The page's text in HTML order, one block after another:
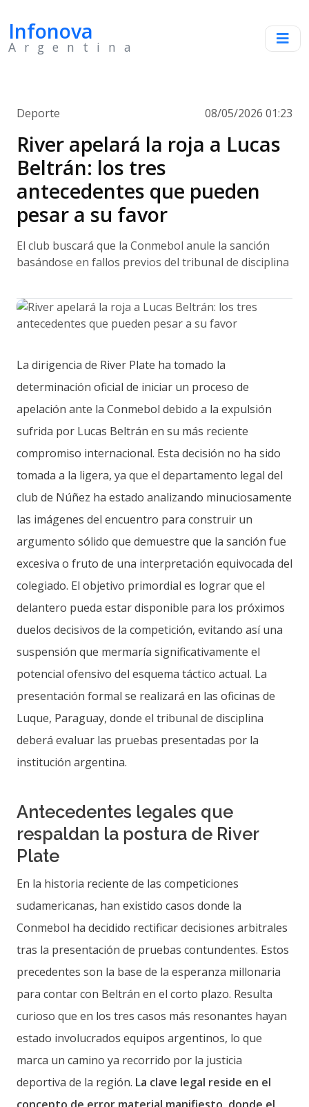
Infonova
Argentina
Deporte 08/05/2026 01:23
River apelará la roja a Lucas
Beltrán: los tres
antecedentes que pueden
pesar a su favor
El club buscará que la Conmebol anule la sanción
basándose en fallos previos del tribunal de disciplina
La dirigencia de River Plate ha tomado la
determinación oficial de iniciar un proceso de
apelación ante la Conmebol debido a la expulsión
sufrida por Lucas Beltrán en su más reciente
compromiso internacional. Esta decisión no ha sido
tomada a la ligera, ya que el departamento legal del
club de Núñez ha estado analizando minuciosamente
las imágenes del encuentro para construir un
argumento sólido que demuestre que la sanción fue
excesiva o fruto de una interpretación equivocada del
colegiado. El objetivo primordial es lograr que el
delantero pueda estar disponible para los próximos
duelos decisivos de la competición, evitando así una
suspensión que mermaría significativamente el
potencial ofensivo del esquema táctico actual. La
presentación formal se realizará en las oficinas de
Luque, Paraguay, donde el tribunal de disciplina
deberá evaluar las pruebas presentadas por la
institución argentina.
Antecedentes legales que
respaldan la postura de River
Plate
En la historia reciente de las competiciones
sudamericanas, han existido casos donde la
Conmebol ha decidido rectificar decisiones arbitrales
tras la presentación de pruebas contundentes. Estos
precedentes son la base de la esperanza millonaria
para contar con Beltrán en el corto plazo. Resulta
curioso que en los tres casos más resonantes hayan
estado involucrados equipos argentinos, lo que
marca un camino ya recorrido por la justicia
deportiva de la región. La clave legal reside en el